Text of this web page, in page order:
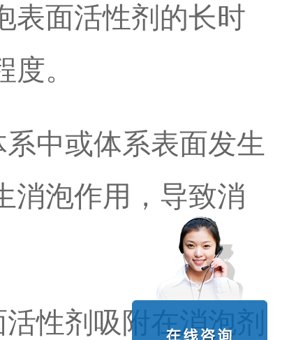
表面活性剂的长时
。
中或体系表面发生
消泡作用，导致消
性剂吸附在消泡剂